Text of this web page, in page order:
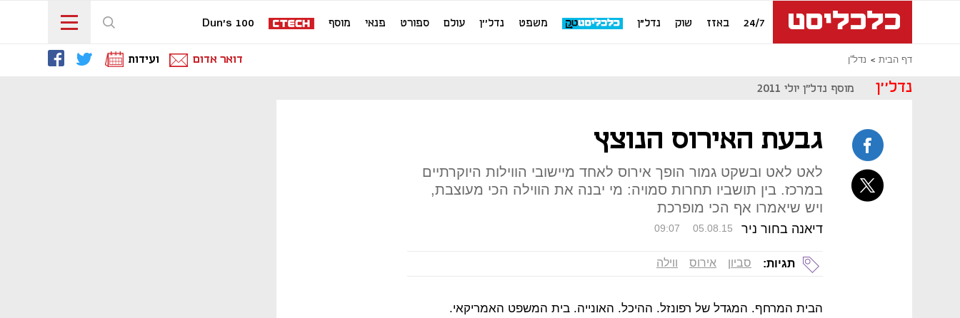
24/7 באזז שוק נדל"ן משפט נדל''ן עולם ספורט פנאי מוסף Dun's 100
דף הבית נדל''ן דואר אדום ועידות
נדל''ן מוסף נדל"ן יולי 2011
גבעת האירוס הנוצץ
לאט לאט ובשקט גמור הופך אירוס לאחד מיישובי הווילות היוקרתיים
במרכז. בין תושביו תחרות סמויה: מי יבנה את הווילה הכי מעוצבת,
ויש שיאמרו אף הכי מופרכת
דיאנה בחור ניר 09:07 05.08.15
תגיות: סביון אירוס ווילה
הבית המרחף. המגדל של רפונזל. ההיכל. האונייה. בית המשפט האמריקאי.